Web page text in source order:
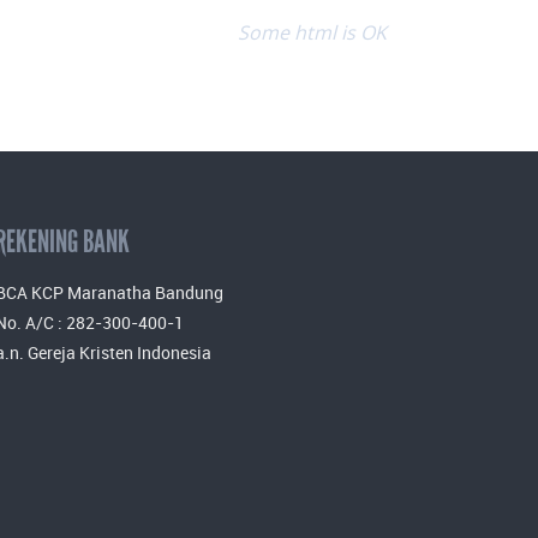
Some html is OK
BANK
KCP Maranatha Bandung
A/C : 282-300-400-1
Gereja Kristen Indonesia